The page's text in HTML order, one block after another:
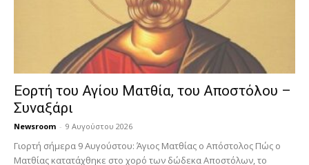
Εορτή του Αγίου Ματθία, του Αποστόλου –
Συναξάρι
Newsroom - 9 Αυγούστου 2026
Γιορτή σήμερα 9 Αυγούστου: Άγιος Ματθίας ο Απόστολος Πώς ο
Ματθίας κατατάχθηκε στο χορό των δώδεκα Αποστόλων, το